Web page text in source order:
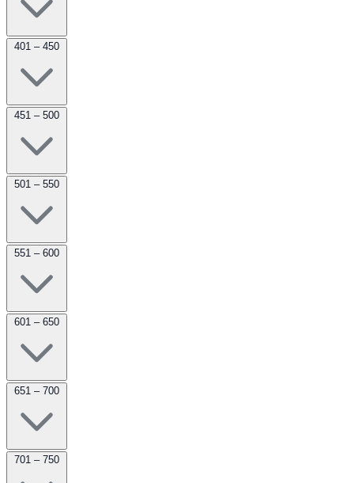
401 – 450
451 – 500
501 – 550
551 – 600
601 – 650
651 – 700
701 – 750